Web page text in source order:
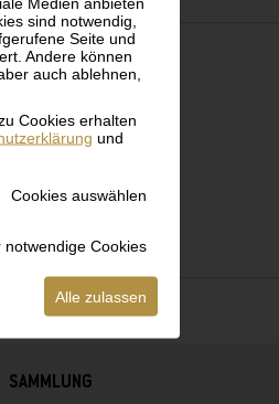
sind notwendig,
Seite und
Andere können
auch ablehnen,
Cookies erhalten
und
Cookies auswählen
notwendige Cookies
Alle zulassen
1890-1925
SAMMLUNG